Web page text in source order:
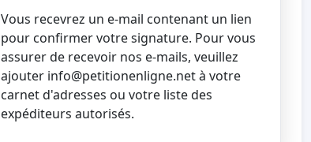
Vous recevrez un e-mail contenant un lien
pour confirmer votre signature. Pour vous
assurer de recevoir nos e-mails, veuillez
ajouter info@petitionenligne.netà votre
carnet d'adresses ou votre liste des
expéditeurs autorisés.